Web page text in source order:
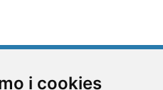
i cookies